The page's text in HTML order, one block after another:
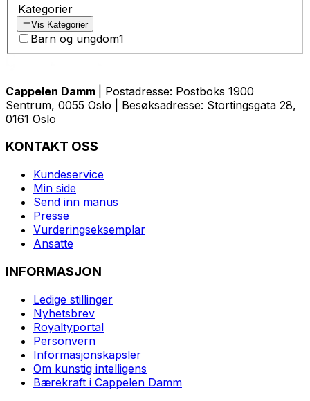
Kategorier
Vis Kategorier
Barn og ungdom1
Cappelen Damm
| Postadresse: Postboks 1900
Sentrum, 0055 Oslo | Besøksadresse: Stortingsgata 28,
0161 Oslo
KONTAKT OSS
Kundeservice
Min side
Send inn manus
Presse
Vurderingseksemplar
Ansatte
INFORMASJON
Ledige stillinger
Nyhetsbrev
Royaltyportal
Personvern
Informasjonskapsler
Om kunstig intelligens
Bærekraft i Cappelen Damm